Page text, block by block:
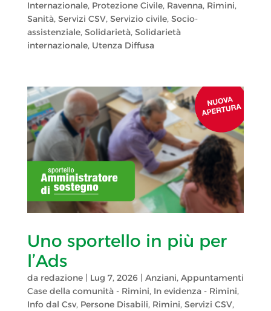
Internazionale, Protezione Civile, Ravenna, Rimini,
Sanità, Servizi CSV, Servizio civile, Socio-
assistenziale, Solidarietà, Solidarietà
internazionale, Utenza Diffusa
Uno sportello in più per
l’Ads
da redazione| Lug 7, 2026| Anziani, Appuntamenti
Case della comunità - Rimini, In evidenza - Rimini,
Info dal Csv, Persone Disabili, Rimini, Servizi CSV,